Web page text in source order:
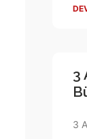
3
3